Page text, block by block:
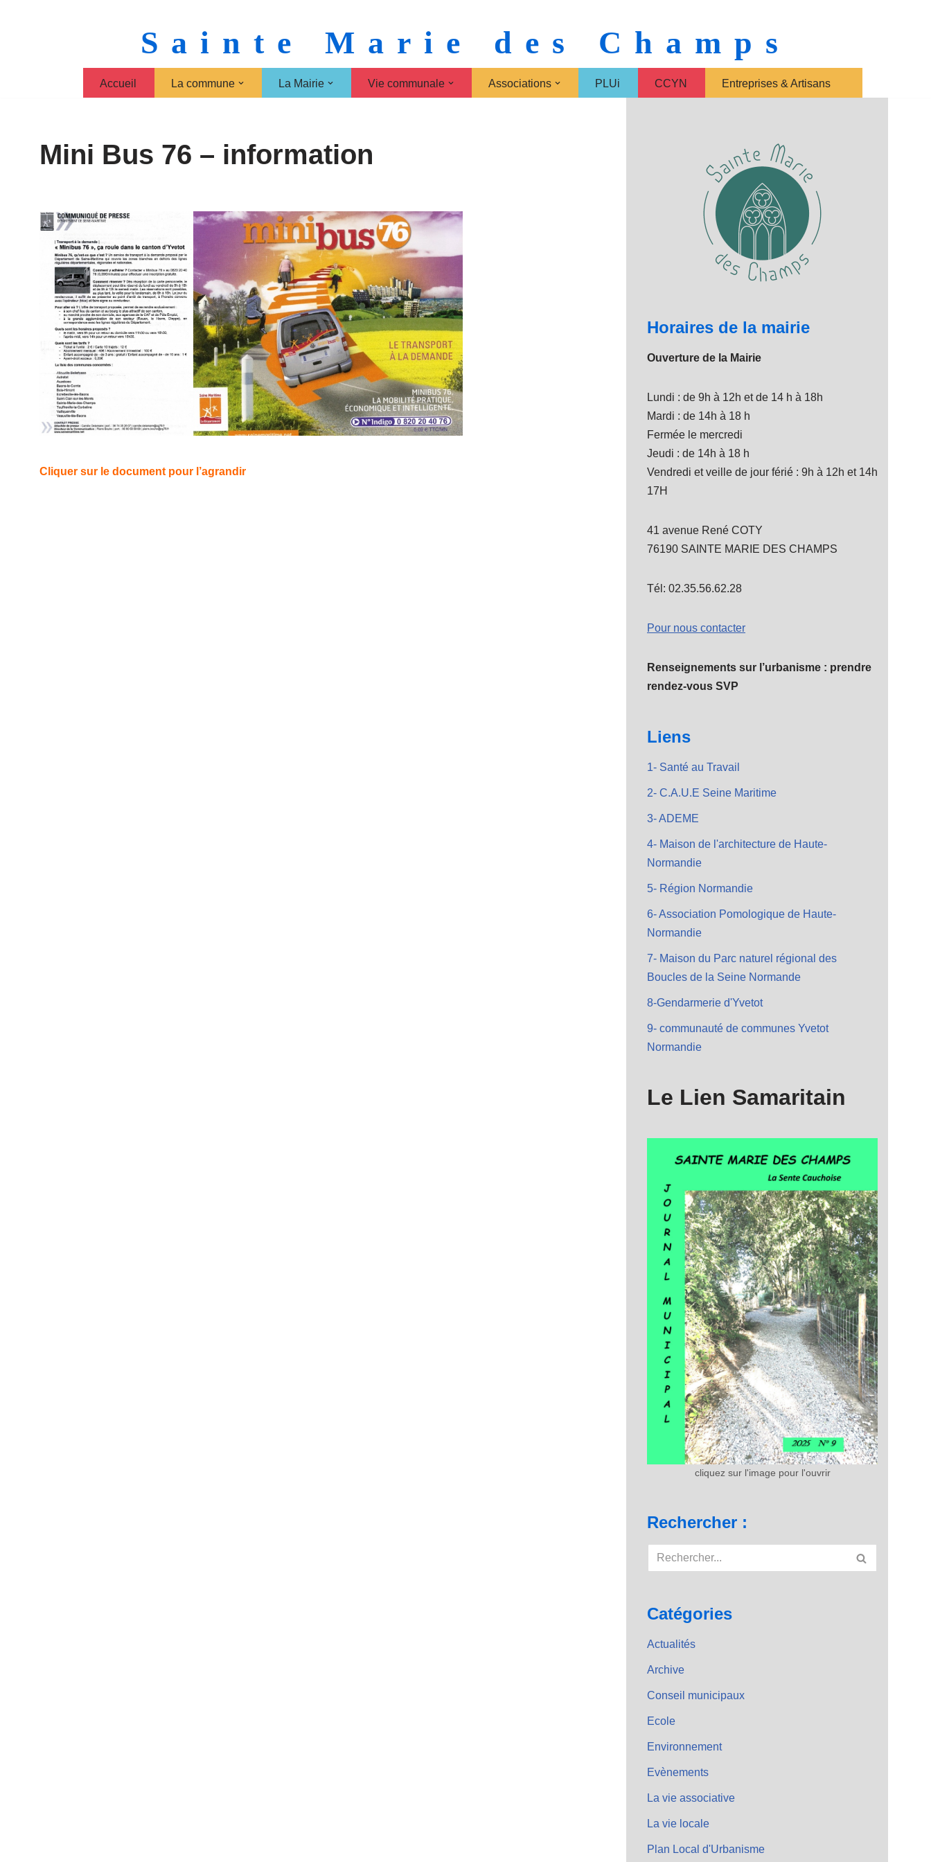
Sainte Marie des Champs
Accueil La commune La Mairie Vie communale Associations PLUi CCYN Entreprises & Artisans
Mini Bus 76 – information
Cliquer sur le document pour l’agrandir
Horaires de la mairie
Ouverture de la Mairie
Lundi : de 9h à 12h et de 14 h à 18h
Mardi : de 14h à 18 h
Fermée le mercredi
Jeudi : de 14h à 18 h
Vendredi et veille de jour férié : 9h à 12h et 14h
17H
41 avenue René COTY
76190 SAINTE MARIE DES CHAMPS
Tél: 02.35.56.62.28
Pour nous contacter
Renseignements sur l’urbanisme : prendre
rendez-vous SVP
Liens
1- Santé au Travail
2- C.A.U.E Seine Maritime
3- ADEME
4- Maison de l'architecture de Haute-
Normandie
5- Région Normandie
6- Association Pomologique de Haute-
Normandie
7- Maison du Parc naturel régional des
Boucles de la Seine Normande
8-Gendarmerie d'Yvetot
9- communauté de communes Yvetot
Normandie
Le Lien Samaritain
cliquez sur l'image pour l'ouvrir
Rechercher :
Catégories
Actualités
Archive
Conseil municipaux
Ecole
Environnement
Evènements
La vie associative
La vie locale
Plan Local d'Urbanisme